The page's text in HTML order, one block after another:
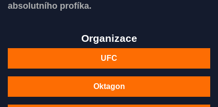
absolutního profíka.
Organizace
UFC
Oktagon